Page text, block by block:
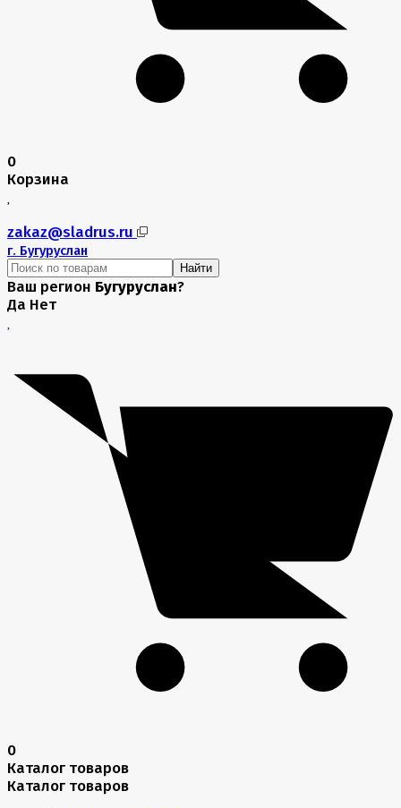
0
Корзина
zakaz@sladrus.ru
г. Бугуруслан
Найти
Ваш регион Бугуруслан?
Да Нет
0
Каталог товаров
Каталог товаров